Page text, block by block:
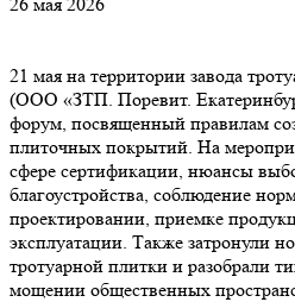
21 мая на территории завода
(ООО «ЗТП. Поревит.
форум, посвященный правилам
плиточных покрытий. На
сфере сертификации, нюансы
благоустройства, соблюдение
проектировании, приемке
эксплуатации. Также затронули
тротуарной плитки и разобрали
мощении общественных